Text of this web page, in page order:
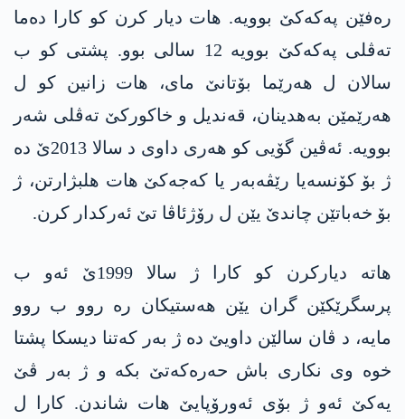
رەفێن په‌كه‌كێ بوویە. هات دیار کرن کو کارا دەما
تەڤلی په‌كه‌كێ بوویە 12 سالی بوو. پشتی کو ب
سالان ل هەرێما بۆتانێ مای، هات زانین کو ل
هەرێمێن بەهدینان، قەندیل و خاكورکێ تەڤلی شەر
بوویە. ئەڤین گۆیی کو هەری داوی د سالا 2013ێ دە
ژ بۆ کۆنسەیا رێڤەبەر یا كه‌جه‌كێ هات هلبژارتن، ژ
بۆ خەباتێن چاندێ یێن ل رۆژئاڤا تێ ئەرکدار کرن.
هاتە دیارکرن کو کارا ژ سالا 1999ێ ئه‌و ب
پرسگرێکێن گران یێن هه‌ستیكان رە روو ب روو
مایە، د ڤان سالێن داویێ دە ژ بەر کەتنا دیسکا پشتا
خوە وی نکاری باش حەرەکەتێ بکە و ژ بەر ڤێ
یەکێ ئه‌و ژ بۆی ئه‌ورۆپایێ هات شاندن. کارا ل